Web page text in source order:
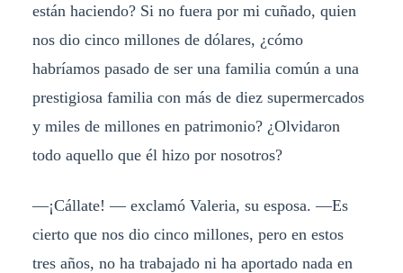
están haciendo? Si no fuera por mi cuñado, quien
nos dio cinco millones de dólares, ¿cómo
habríamos pasado de ser una familia común a una
prestigiosa familia con más de diez supermercados
y miles de millones en patrimonio? ¿Olvidaron
todo aquello que él hizo por nosotros?
—¡Cállate! — exclamó Valeria, su esposa. —Es
cierto que nos dio cinco millones, pero en estos
tres años, no ha trabajado ni ha aportado nada en